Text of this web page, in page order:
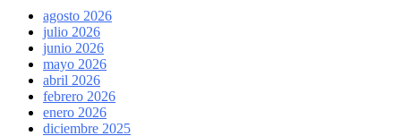
agosto 2026
julio 2026
junio 2026
mayo 2026
abril 2026
febrero 2026
enero 2026
diciembre 2025